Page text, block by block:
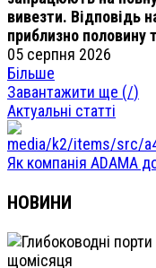
вивезти. Відповідь
приблизно
05 серпня 2026
Більше
Завантажити ще (/)
Актуальні статті
Як компанія ADAMA
НОВИНИ